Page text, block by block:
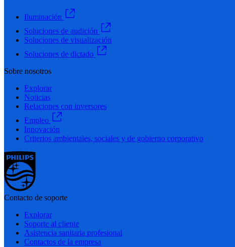
Iluminación
Soluciones de audición
Soluciones de visualización
Soluciones de dictado
Sobre nosotros
Explorar
Noticias
Relaciones con inversores
Empleo
Innovación
Criterios ambientales, sociales y de gobierno corporativo
Contacto de soporte
Explorar
Soporte al cliente
Asistencia sanitaria profesional
Contactos de la empresa